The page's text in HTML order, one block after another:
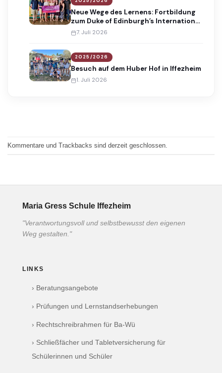
Neue Wege des Lernens: Fortbildung
zum Duke of Edinburgh’s International
Award
7. Juli 2026
2025/2026
Besuch auf dem Huber Hof in Iffezheim
1. Juli 2026
Kommentare und Trackbacks sind derzeit geschlossen.
Maria Gress Schule Iffezheim
"Verantwortungsvoll und selbstbewusst den eigenen
Weg gestalten."
LINKS
› Beratungsangebote
› Prüfungen und Lernstandserhebungen
› Rechtschreibrahmen für Ba-Wü
› Schließfächer und Tabletversicherung für
Schülerinnen und Schüler